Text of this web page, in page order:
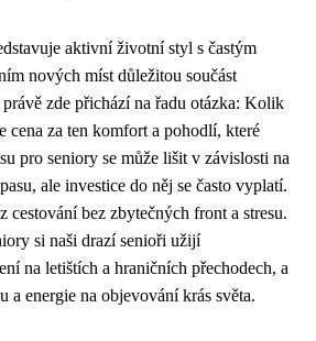
aktivní životní styl s častým
nových míst důležitou součást
zde přichází na řadu otázka: Kolik
cena za ten komfort a pohodlí, které
pro seniory se může lišit v závislosti na
ale investice do něj se často vyplatí.
cestování bez zbytečných front a stresu.
si naši drazí senioři užijí
na letištích a hraničních přechodech, a
a energie na objevování krás světa.